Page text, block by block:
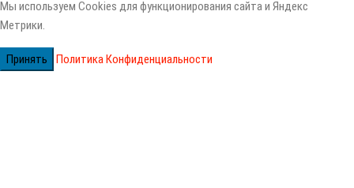
Мы используем Cookies для функционирования сайта и Яндекс
Метрики.
Принять Политика Конфиденциальности